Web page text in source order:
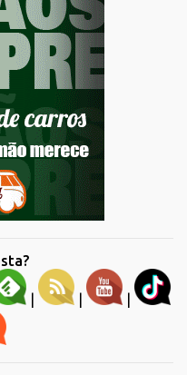
| | |